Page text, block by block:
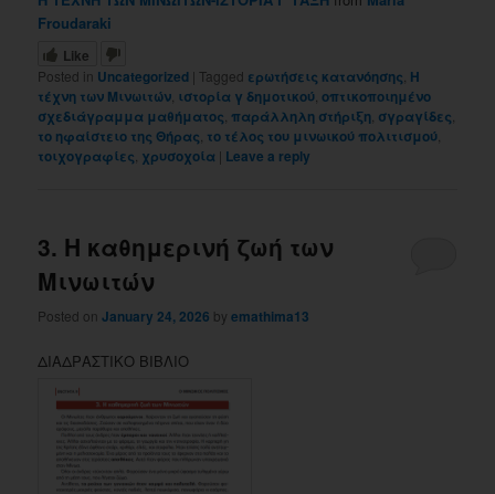
Froudaraki
Like
Posted in Uncategorized | Tagged ερωτήσεις κατανόησης Η
τέχνη των Μινωιτών ιστορία γ δημοτικού ,οπτικοποιημένο
σχεδιάγραμμα μαθήματος παράλληλη στήριξη σγραγίδες
το ηφαίστειο της Θήρας το τέλος του μινωικού πολιτισμού
τοιχογραφίες χρυσοχοία | Leave a reply
3. Η καθημερινή ζωή των
Μινωιτών
Posted onJanuary 24, 2026 byemathima13
ΔΙΑΔΡΑΣΤΙΚΟ ΒΙΒΛΙΟ